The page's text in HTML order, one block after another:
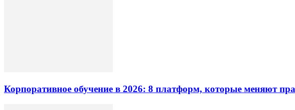
Корпоративное обучение в 2026: 8 платформ, которые меняют